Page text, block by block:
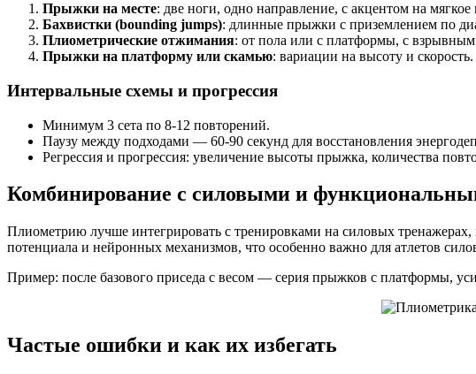
Прыжки на месте: две ноги, одно направление, с акцентом на
Бахвистки (bounding jumps): длинные прыжки с приземлением по
Плиометрические отжимания: от пола или с платформы, с
Прыжки на платформу или скамью: вариации на высоту и скорость.
Интервальные схемы и прогрессия
Минимум 3 сета по 8-12 повторений.
Паузу между подходами — 60-90 секунд для восстановления
Регрессия и прогрессия: увеличение высоты прыжка, количества
Комбинирование с силовыми и
Плиометрию лучше интегрировать с тренировками на силовых
потенциала и нейронных механизмов, что особенно важно для атлетов
Пример: после базового приседа с весом — серия прыжков с платформы,
Частые ошибки и как их избегать